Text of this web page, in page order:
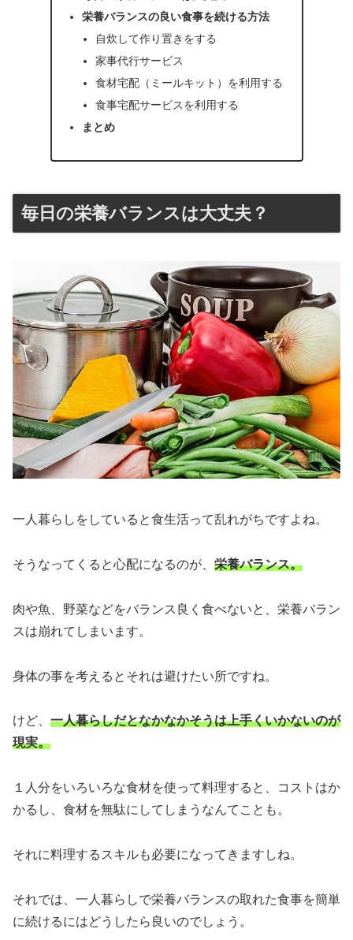
栄養バランスの良い食事を続ける方法
自炊して作り置きをする
家事代行サービス
食材宅配（ミールキット）を利用する
食事宅配サービスを利用する
まとめ
毎日の栄養バランスは大丈夫？
一人暮らしをしていると食生活って乱れがちですよね。
そうなってくると心配になるのが、 栄養バランス。
肉や魚、野菜などをバランス良く食べないと、栄養バラン
スは崩れてしまいます。
身体の事を考えるとそれは避けたい所ですね。
けど、 一人暮らしだとなかなかそうは上手くいかないのが
現実。
１人分をいろいろな食材を使って料理すると、コストはか
かるし、食材を無駄にしてしまうなんてことも。
それに料理するスキルも必要になってきますしね。
それでは、一人暮らしで栄養バランスの取れた食事を簡単
に続けるにはどうしたら良いのでしょう。